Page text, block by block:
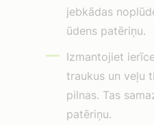
jebkādas
ūdens patēriņu.
Izmantojiet
traukus un veļu
pilnas. Tas
patēriņu.